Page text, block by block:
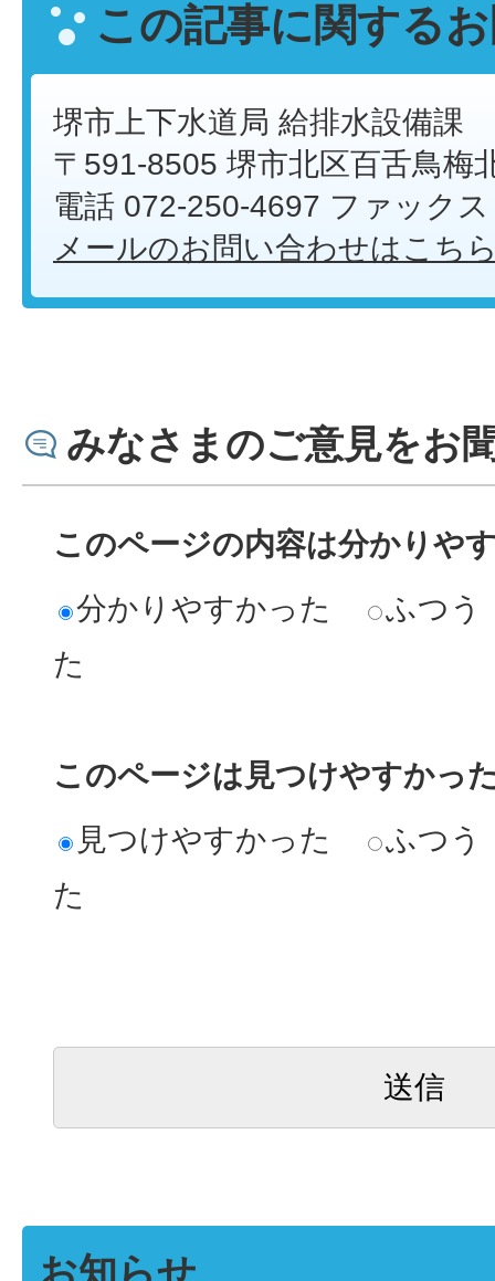
この記事に関する
堺市上下水道局 給排水設備課
〒591-8505 堺市北区百舌鳥梅
電話 072-250-4697 ファック
メールのお問い合わせはこち
みなさまのご意見をお
このページの内容は分かりや
分かりやすかった
ふつう
た
このページは見つけやすかっ
見つけやすかった
ふつう
た
お知らせ